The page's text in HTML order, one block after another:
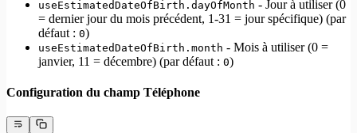
useEstimatedDateOfBirth.dayOfMonth - Jour à utiliser (0
= dernier jour du mois précédent, 1-31 = jour spécifique) (par
défaut : 0)
useEstimatedDateOfBirth.month - Mois à utiliser (0 =
janvier, 11 = décembre) (par défaut : 0)
Configuration du champ Téléphone